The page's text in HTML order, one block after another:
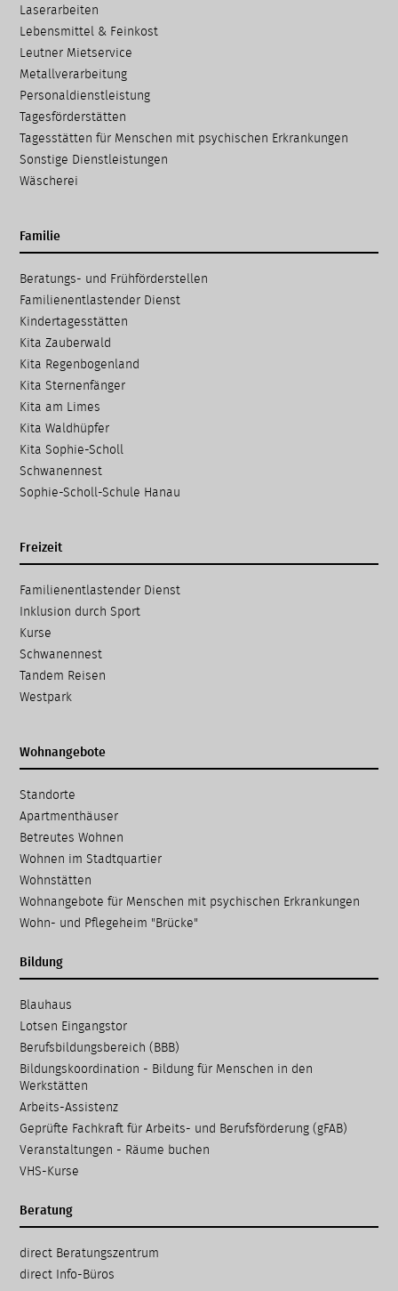
Laserarbeiten
Lebensmittel & Feinkost
Leutner Mietservice
Metallverarbeitung
Personaldienstleistung
Tagesförderstätten
Tagesstätten für Menschen mit psychischen Erkrankungen
Sonstige Dienstleistungen
Wäscherei
Familie
Navigation
überspringen
Beratungs- und Frühförder­stellen
Familien­entlastender Dienst
Kinder­tages­stätten
Kita Zauberwald
Kita Regenbogenland
Kita Sternenfänger
Kita am Limes
Kita Waldhüpfer
Kita Sophie-Scholl
Schwanennest
Sophie-Scholl-Schule Hanau
Freizeit
Navigation
überspringen
Familien­entlastender Dienst
Inklusion durch Sport
Kurse
Schwanennest
Tandem Reisen
Westpark
Wohnangebote
Navigation
überspringen
Standorte
Apartmenthäuser
Betreutes Wohnen
Wohnen im Stadtquartier
Wohnstätten
Wohnangebote für Menschen mit psychischen Erkrankungen
Wohn- und Pflegeheim "Brücke"
Bildung
Navigation
überspringen
Blauhaus
Lotsen Eingangstor
Berufsbildungsbereich (BBB)
Bildungskoordination - Bildung für Menschen in den
Werkstätten
Arbeits-Assistenz
Geprüfte Fachkraft für Arbeits- und Berufsförderung (gFAB)
Veranstaltungen - Räume buchen
VHS-Kurse
Beratung
Navigation
überspringen
direct Beratungs­zentrum
direct Info-Büros